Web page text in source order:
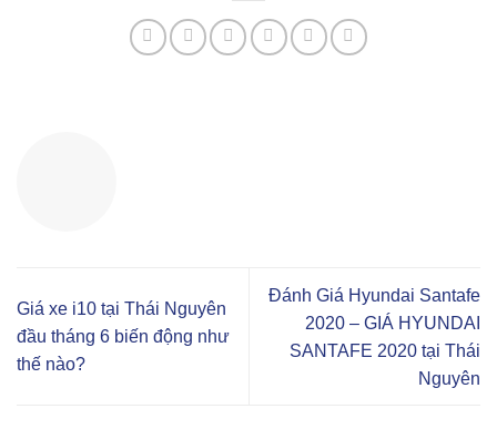
Giá xe i10 tại Thái Nguyên
đầu tháng 6 biến động như
thế nào?
Đánh Giá Hyundai Santafe
2020 – GIÁ HYUNDAI
SANTAFE 2020 tại Thái
Nguyên